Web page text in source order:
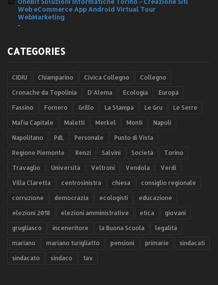
OneBit Soluzioni Informatiche Torino - Creazione Siti
Web eCommerce App Android Virtual Tour
WebMarketing
-
CATEGORIES
CIDIU Chiamparino Civica Collegno Collegno
Cronache da Topolinia D'Alema Ecologia Europa
Fassino Fornero Grillo La Stampa Le Gru Le Serre
Mafia Capitale Maletti Merkel Monti Napoli
Napolitano PdL Personale Punto di Vista
Regione Piemonte Renzi Salvini Società Torino
Travaglio Università Veltroni Vendola Verdi
Villa Claretta centrosinistra chiesa consiglio regionale
corruzione democrazia ecologisti educazione
elezioni 2018 elezioni amministrative etica giovani
grugliasco inceneritore la Buona Scuola legalità
mariano mariano turigliatto pensioni primarie sindacati
sindacato sindaco tav